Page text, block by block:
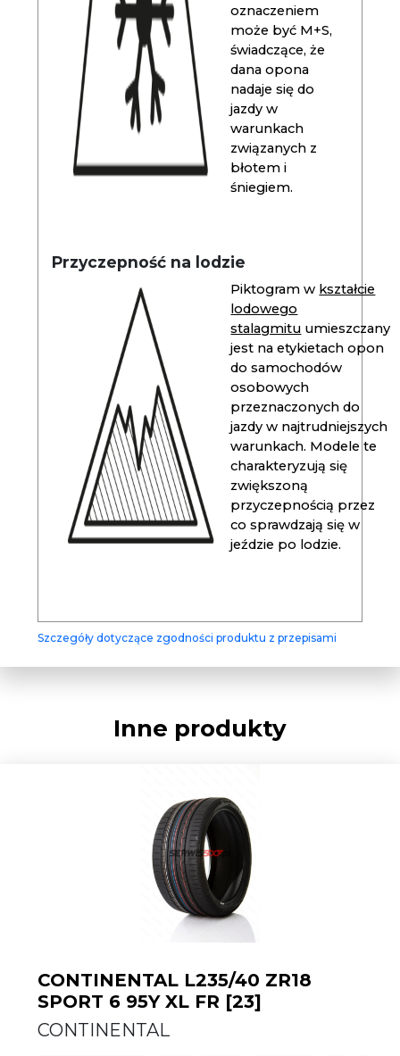
oznaczeniem
może być M+S,
świadczące, że
dana opona
nadaje się do
jazdy w
warunkach
związanych z
błotem i
śniegiem.
Przyczepność na lodzie
Piktogram w kształcie
lodowego
stalagmitu umieszczany
jest na etykietach opon
do samochodów
osobowych
przeznaczonych do
jazdy w najtrudniejszych
warunkach. Modele te
charakteryzują się
zwiększoną
przyczepnością przez
co sprawdzają się w
jeździe po lodzie.
Szczegóły dotyczące zgodności produktu z przepisami
Inne produkty
CONTINENTAL L235/40 ZR18
SPORT 6 95Y XL FR [23]
CONTINENTAL